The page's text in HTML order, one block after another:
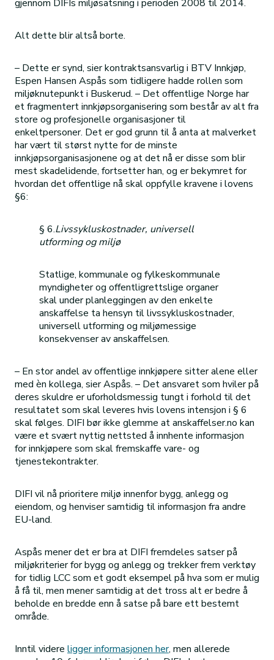
gjennom DIFIs miljøsatsning i perioden 2008 til 2014.
Alt dette blir altså borte.
– Dette er synd, sier kontraktsansvarlig i BTV Innkjøp,
Espen Hansen Aspås som tidligere hadde rollen som
miljøknutepunkt i Buskerud. – Det offentlige Norge har
et fragmentert innkjøpsorganisering som består av alt fra
store og profesjonelle organisasjoner til
enkeltpersoner. Det er god grunn til å anta at malverket
har vært til størst nytte for de minste
innkjøpsorganisasjonene og at det nå er disse som blir
mest skadelidende, fortsetter han, og er bekymret for
hvordan det offentlige nå skal oppfylle kravene i lovens
§6:
§ 6.Livssykluskostnader, universell
utforming og miljø
Statlige, kommunale og fylkeskommunale
myndigheter og offentligrettslige organer
skal under planleggingen av den enkelte
anskaffelse ta hensyn til livssykluskostnader,
universell utforming og miljømessige
konsekvenser av anskaffelsen.
– En stor andel av offentlige innkjøpere sitter alene eller
med èn kollega, sier Aspås. – Det ansvaret som hviler på
deres skuldre er uforholdsmessig tungt i forhold til det
resultatet som skal leveres hvis lovens intensjon i § 6
skal følges. DIFI bør ikke glemme at anskaffelser.no kan
være et svært nyttig nettsted å innhente informasjon
for innkjøpere som skal fremskaffe vare- og
tjenestekontrakter.
DIFI vil nå prioritere miljø innenfor bygg, anlegg og
eiendom, og henviser samtidig til informasjon fra andre
EU-land.
Aspås mener det er bra at DIFI fremdeles satser på
miljøkriterier for bygg og anlegg og trekker frem verktøy
for tidlig LCC som et godt eksempel på hva som er mulig
å få til, men mener samtidig at det tross alt er bedre å
beholde en bredde enn å satse på bare ett bestemt
område.
Inntil videre ligger informasjonen her, men allerede